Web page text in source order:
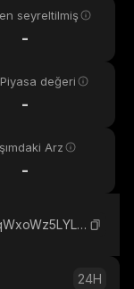
seyreltilmiş
-
değeri
-
Arz
-
9S8edqWxoWz5LYLnxWUmWBJnePg35WfdYQp7HQkUpump_solana
24H